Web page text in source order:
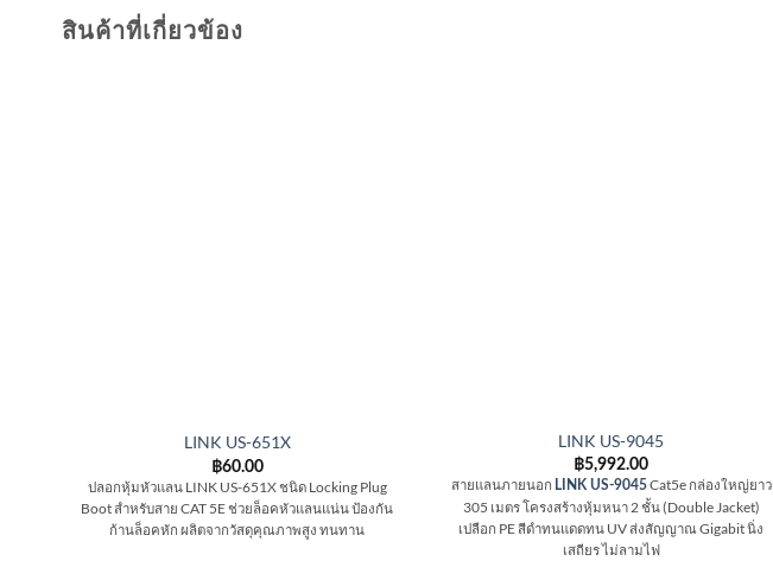
สินค้าที่เกี่ยวข้อง
LINK US-651X
฿60.00
ปลอกหุ้มหัวแลน LINK US-651X ชนิด Locking Plug
Boot สำหรับสาย CAT 5E ช่วยล็อคหัวแลนแน่น ป้องกัน
ก้านล็อคหัก ผลิตจากวัสดุคุณภาพสูง ทนทาน
LINK US-9045
฿5,992.00
สายแลนภายนอก LINK US-9045Cat5e กล่องใหญ่ยาว
305 เมตร โครงสร้างหุ้มหนา 2 ชั้น (Double Jacket)
เปลือก PE สีดำทนแดดทน UV ส่งสัญญาณ Gigabit นิ่ง
เสถียร ไม่ลามไฟ